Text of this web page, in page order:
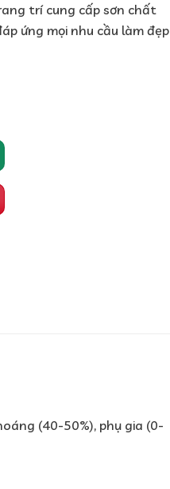
trí cung cấp sơn chất
ứng mọi nhu cầu làm đẹp
(40-50%), phụ gia (0-